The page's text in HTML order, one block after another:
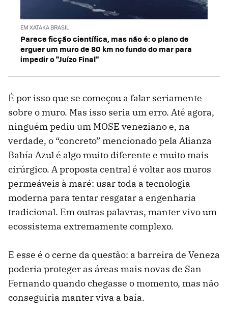
EM XATAKA BRASIL
Parece ficção científica, mas não é: o plano de
erguer um muro de 80 km no fundo do mar para
impedir o "Juízo Final"
É por isso que se começou a falar seriamente
sobre o muro. Mas isso seria um erro. Até agora,
ninguém pediu um MOSE veneziano e, na
verdade, o “concreto” mencionado pela Alianza
Bahía Azul é algo muito diferente e muito mais
cirúrgico. A proposta central é voltar aos muros
permeáveis à maré: usar toda a tecnologia
moderna para tentar resgatar a engenharia
tradicional. Em outras palavras, manter vivo um
ecossistema extremamente complexo.
E esse é o cerne da questão: a barreira de Veneza
poderia proteger as áreas mais novas de San
Fernando quando chegasse o momento, mas não
conseguiria manter viva a baía.